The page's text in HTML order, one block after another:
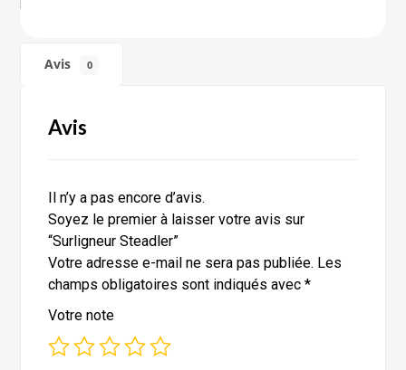
Avis 0
Avis
Il n’y a pas encore d’avis.
Soyez le premier à laisser votre avis sur
“Surligneur Steadler”
Votre adresse e-mail ne sera pas publiée. Les
champs obligatoires sont indiqués avec*
Votre note